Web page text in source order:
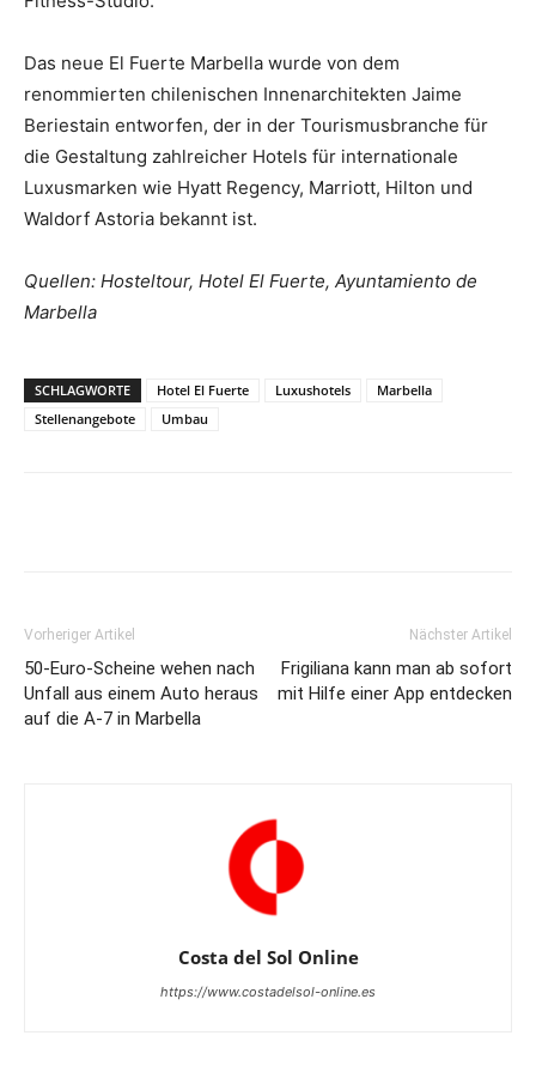
Das neue El Fuerte Marbella wurde von dem
renommierten chilenischen Innenarchitekten Jaime
Beriestain entworfen, der in der Tourismusbranche für
die Gestaltung zahlreicher Hotels für internationale
Luxusmarken wie Hyatt Regency, Marriott, Hilton und
Waldorf Astoria bekannt ist.
Quellen: Hosteltour, Hotel El Fuerte, Ayuntamiento de
Marbella
SCHLAGWORTE Hotel El Fuerte Luxushotels
Marbella
Stellenangebote
Umbau
Vorheriger Artikel
50-Euro-Scheine wehen nach
Unfall aus einem Auto heraus
auf die A-7 in Marbella
Nächster Artikel
Frigiliana kann man ab sofort
mit Hilfe einer App entdecken
Costa del Sol Online
https://www.costadelsol-online.es